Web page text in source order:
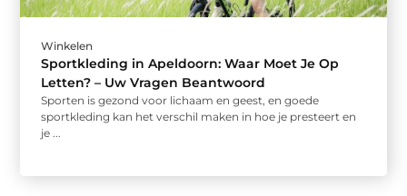
Winkelen
Sportkleding in Apeldoorn: Waar Moet Je Op
Letten? – Uw Vragen Beantwoord
Sporten is gezond voor lichaam en geest, en goede
sportkleding kan het verschil maken in hoe je presteert en
je ...